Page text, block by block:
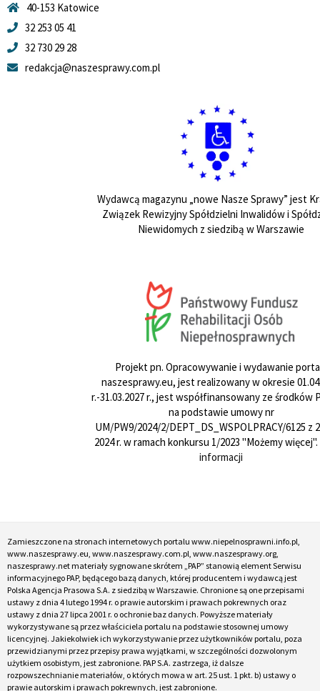
40-153 Katowice
32 253 05 41
32 730 29 28
redakcja@naszesprawy.com.pl
Wydawcą magazynu „nowe Nasze Sprawy” jest
Związek Rewizyjny Spółdzielni Inwalidów i
Niewidomych z siedzibą w Warszawie
Projekt pn. Opracowywanie i wydawanie
naszesprawy.eu, jest realizowany w okresie
r.-31.03.2027 r., jest współfinansowany ze środków
na podstawie umowy nr
UM/PW9/2024/2/DEPT_DS_WSPOLPRACY/6125 z
2024 r. w ramach konkursu 1/2023 "Możemy więcej".
informacji
Zamieszczone na stronach internetowych portalu www.niepelnosprawni.info.pl,
www.naszesprawy.eu, www.naszesprawy.com.pl, www.naszesprawy.org,
naszesprawy.net materiały sygnowane skrótem „PAP” stanowią element Serwisu
informacyjnego PAP, będącego bazą danych, której producentem i wydawcą jest
Polska Agencja Prasowa S.A. z siedzibą w Warszawie. Chronione są one przepisami
ustawy z dnia 4 lutego 1994 r. o prawie autorskim i prawach pokrewnych oraz
ustawy z dnia 27 lipca 2001 r. o ochronie baz danych. Powyższe materiały
wykorzystywane są przez właściciela portalu na podstawie stosownej umowy
licencyjnej. Jakiekolwiek ich wykorzystywanie przez użytkowników portalu, poza
przewidzianymi przez przepisy prawa wyjątkami, w szczególności dozwolonym
użytkiem osobistym, jest zabronione. PAP S.A. zastrzega, iż dalsze
rozpowszechnianie materiałów, o których mowa w art. 25 ust. 1 pkt. b) ustawy o
prawie autorskim i prawach pokrewnych, jest zabronione.